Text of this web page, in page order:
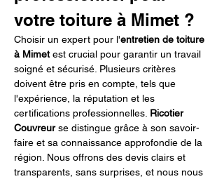
votre toiture à Mimet ?
Choisir un expert pour l'entretien de toiture
à Mimet est crucial pour garantir un travail
soigné et sécurisé. Plusieurs critères
doivent être pris en compte, tels que
l'expérience, la réputation et les
certifications professionnelles. Ricotier
Couvreur se distingue grâce à son savoir-
faire et sa connaissance approfondie de la
région. Nous offrons des devis clairs et
transparents, sans surprises, et nous nous